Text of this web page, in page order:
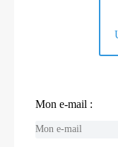
Mon e-mail :